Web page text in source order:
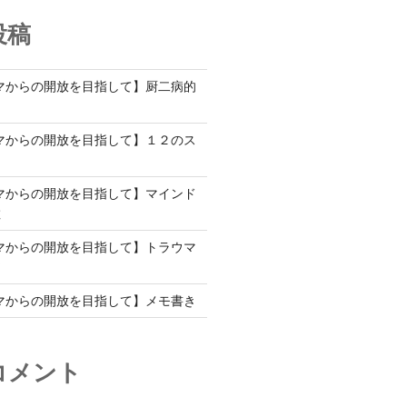
稿
からの開放を目指して】厨二病的
からの開放を目指して】１２のス
からの開放を目指して】マインド
からの開放を目指して】トラウマ
からの開放を目指して】メモ書き
ント